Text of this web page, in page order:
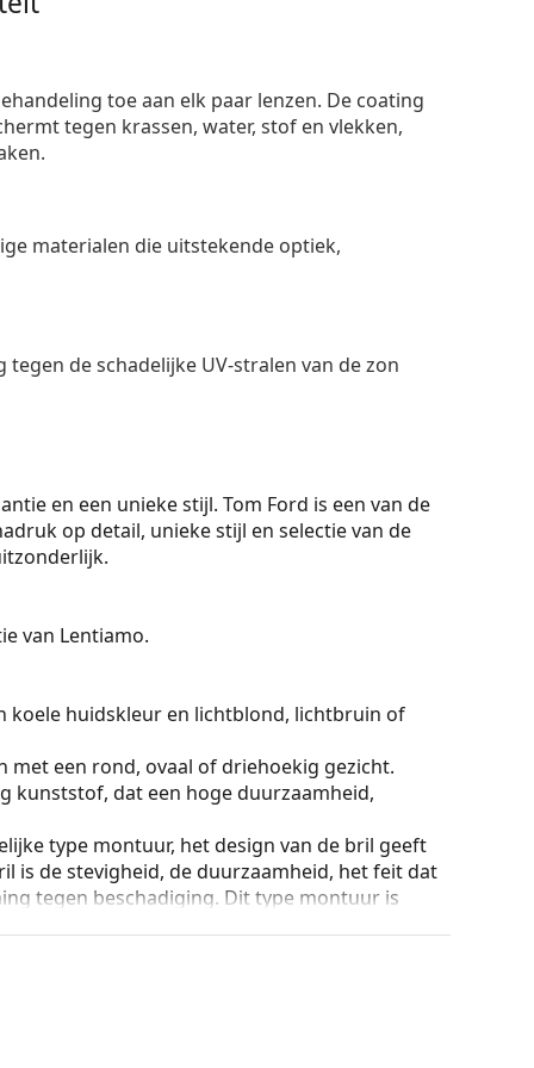
toe aan elk paar lenzen. De coating
tegen krassen, water, stof en vlekken,
materialen die uitstekende optiek,
de schadelijke UV-stralen van de zon
en een unieke stijl. Tom Ford is een van de
op detail, unieke stijl en selectie van de
van Lentiamo.
koele huidskleur en lichtblond, lichtbruin of
een rond, ovaal of driehoekig gezicht.
kunststof, dat een hoge duurzaamheid,
type montuur, het design van de bril geeft
is de stevigheid, de duurzaamheid, het feit dat
tegen beschadiging. Dit type montuur is
verzorgen van zonnebrillen. Sommige
van een doekje.